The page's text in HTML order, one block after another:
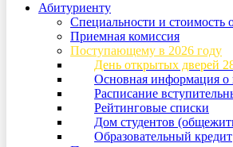
Абитуриенту
Специальности и стоимость
Приемная комиссия
Поступающему в 2026 году
День открытых дверей
Основная информация о
Расписание
Рейтинговые списки
Дом студентов
Образовательный кредит